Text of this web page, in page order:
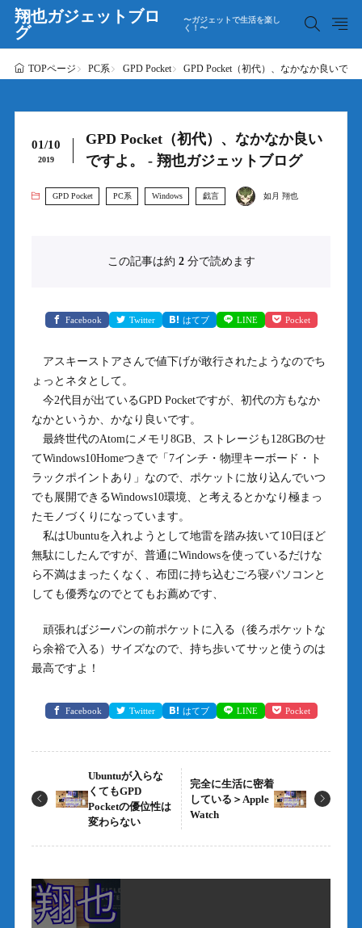
翔也ガジェットブロ
グ
〜ガジェットで生活を楽し
く！〜
TOPページ PC系 GPD Pocket GPD Pocket（初代）、なかなか良いで
01/10
2019
GPD Pocket（初代）、なかなか良い
ですよ。 - 翔也ガジェットブログ
GPD Pocket PC系 Windows 戯言 如月 翔也
この記事は約 2分で読めます
Facebook Twitter はてブ LINE Pocket
アスキーストアさんで値下げが敢行されたようなのでち
ょっとネタとして。
今2代目が出ているGPD Pocketですが、初代の方もなか
なかというか、かなり良いです。
最終世代のAtomにメモリ8GB、ストレージも128GBのせ
てWindows10Homeつきで「7インチ・物理キーボード・ト
ラックポイントあり」なので、ポケットに放り込んでいつ
でも展開できるWindows10環境、と考えるとかなり極まっ
たモノづくりになっています。
私はUbuntuを入れようとして地雷を踏み抜いて10日ほど
無駄にしたんですが、普通にWindowsを使っているだけな
ら不満はまったくなく、布団に持ち込むごろ寝パソコンと
しても優秀なのでとてもお薦めです、
頑張ればジーパンの前ポケットに入る（後ろポケットな
ら余裕で入る）サイズなので、持ち歩いてサッと使うのは
最高ですよ！
Facebook Twitter はてブ LINE Pocket
Ubuntuが入らな
くてもGPD
Pocketの優位性は
変わらない
完全に生活に密着
している＞Apple
Watch